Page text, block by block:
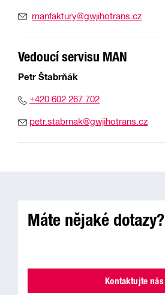
manfaktury@gwjihotrans.cz
Vedoucí servisu MAN
Petr Štabrňák
+420 602 267 702
petr.stabrnak@gwjihotrans.cz
Máte nějaké dotazy?
Kontaktujte nás